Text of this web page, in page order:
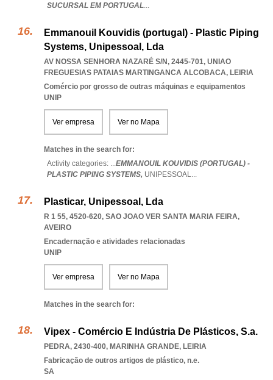
SUCURSAL EM PORTUGAL...
Emmanouil Kouvidis (portugal) - Plastic Piping
Systems, Unipessoal, Lda
AV NOSSA SENHORA NAZARÉ S/N, 2445-701, UNIAO
FREGUESIAS PATAIAS MARTINGANCA ALCOBACA, LEIRIA
Comércio por grosso de outras máquinas e equipamentos
UNIP
Ver empresa Ver no Mapa
Matches in the search for:
Activity categories: ...EMMANOUIL KOUVIDIS (PORTUGAL) -
PLASTIC PIPING SYSTEMS, UNIPESSOAL...
Plasticar, Unipessoal, Lda
R 1 55, 4520-620, SAO JOAO VER SANTA MARIA FEIRA,
AVEIRO
Encadernação e atividades relacionadas
UNIP
Ver empresa Ver no Mapa
Matches in the search for:
Vipex - Comércio E Indústria De Plásticos, S.a.
PEDRA, 2430-400, MARINHA GRANDE, LEIRIA
Fabricação de outros artigos de plástico, n.e.
SA